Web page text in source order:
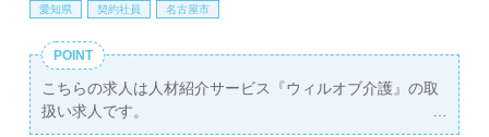
愛知県 契約社員 名古屋市
POINT
こちらの求人は人材紹介サービス『ウィルオブ介護』の取
扱い求人です。